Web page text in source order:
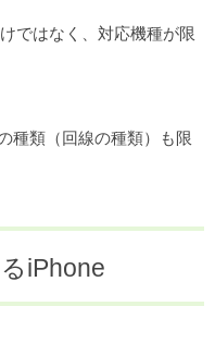
ではなく、対応機種が限
種類（回線の種類）も限
iPhone